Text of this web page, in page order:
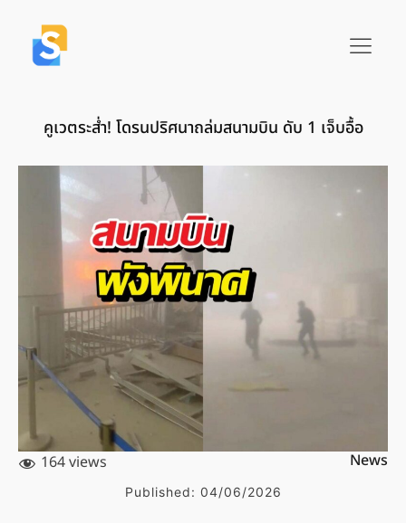
คูเวตระส่ำ! โดรนปริศนาถล่มสนามบิน ดับ 1 เจ็บอื้อ
164 views News
Published: 04/06/2026